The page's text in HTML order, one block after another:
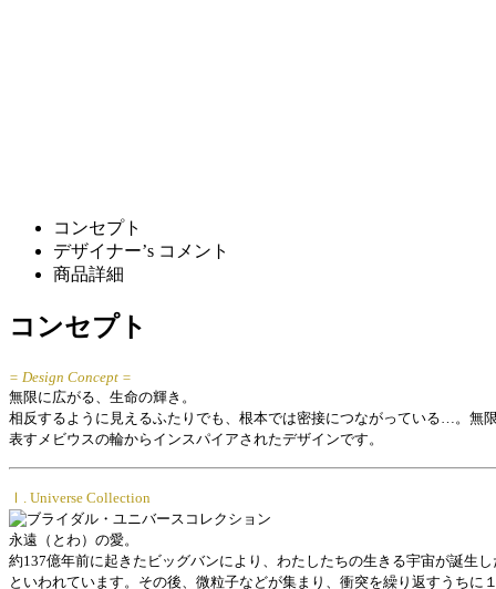
コンセプト
デザイナー’s コメント
商品詳細
コンセプト
= Design Concept =
無限に広がる、生命の輝き。
相反するように見えるふたりでも、根本では密接につながっている…。無
表すメビウスの輪からインスパイアされたデザインです。
Ⅰ. Universe Collection
永遠（とわ）の愛。
約137億年前に起きたビッグバンにより、わたしたちの生きる宇宙が誕生し
といわれています。その後、微粒子などが集まり、衝突を繰り返すうちに